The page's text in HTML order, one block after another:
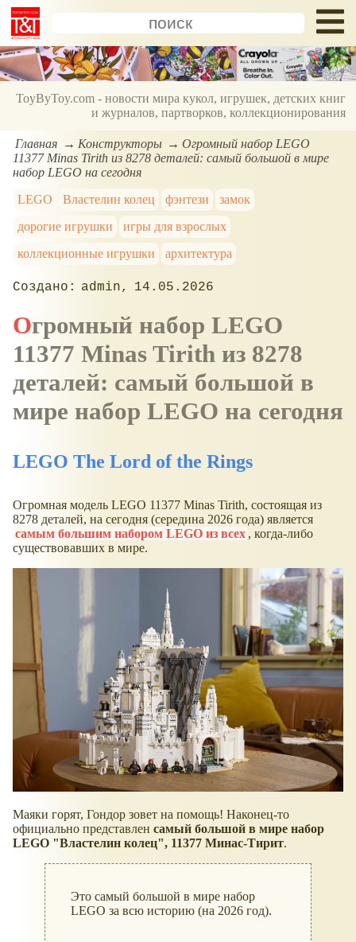
ToyByToy.com - новости мира кукол, игрушек, детских книг
и журналов, партворков, коллекционирования
Главная Конструкторы
Огромный набор LEGO
11377 Minas Tirith из 8278 деталей: самый большой в мире
набор LEGO на сегодня
LEGO
Властелин колец фэнтези
замок
дорогие игрушки
игры для взрослых
коллекционные игрушки
архитектура
admin 14.05.2026
Огромный набор LEGO
11377 Minas Tirith из 8278
деталей: самый большой в
мире набор LEGO на сегодня
LEGO The Lord of the Rings
Огромная модель LEGO 11377 Minas Tirith, состоящая из
8278 деталей, на сегодня (середина 2026 года) является
самым большим набором LEGO из всех , когда-либо
существовавших в мире.
Маяки горят, Гондор зовет на помощь! Наконец-то
официально представлен самый большой в мире набор
LEGO "Властелин колец", 11377 Минас-Тирит.
Это самый большой в мире набор
LEGO за всю историю (на 2026 год).